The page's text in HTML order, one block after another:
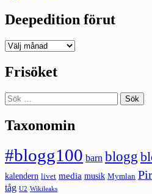
Deepedition förut
Deepedition
Frisöket
Sök
efter:
Taxonomin
#blogg100 barn blogg
kalendern livet media musik Mymlan
tåg U2 Wikileaks